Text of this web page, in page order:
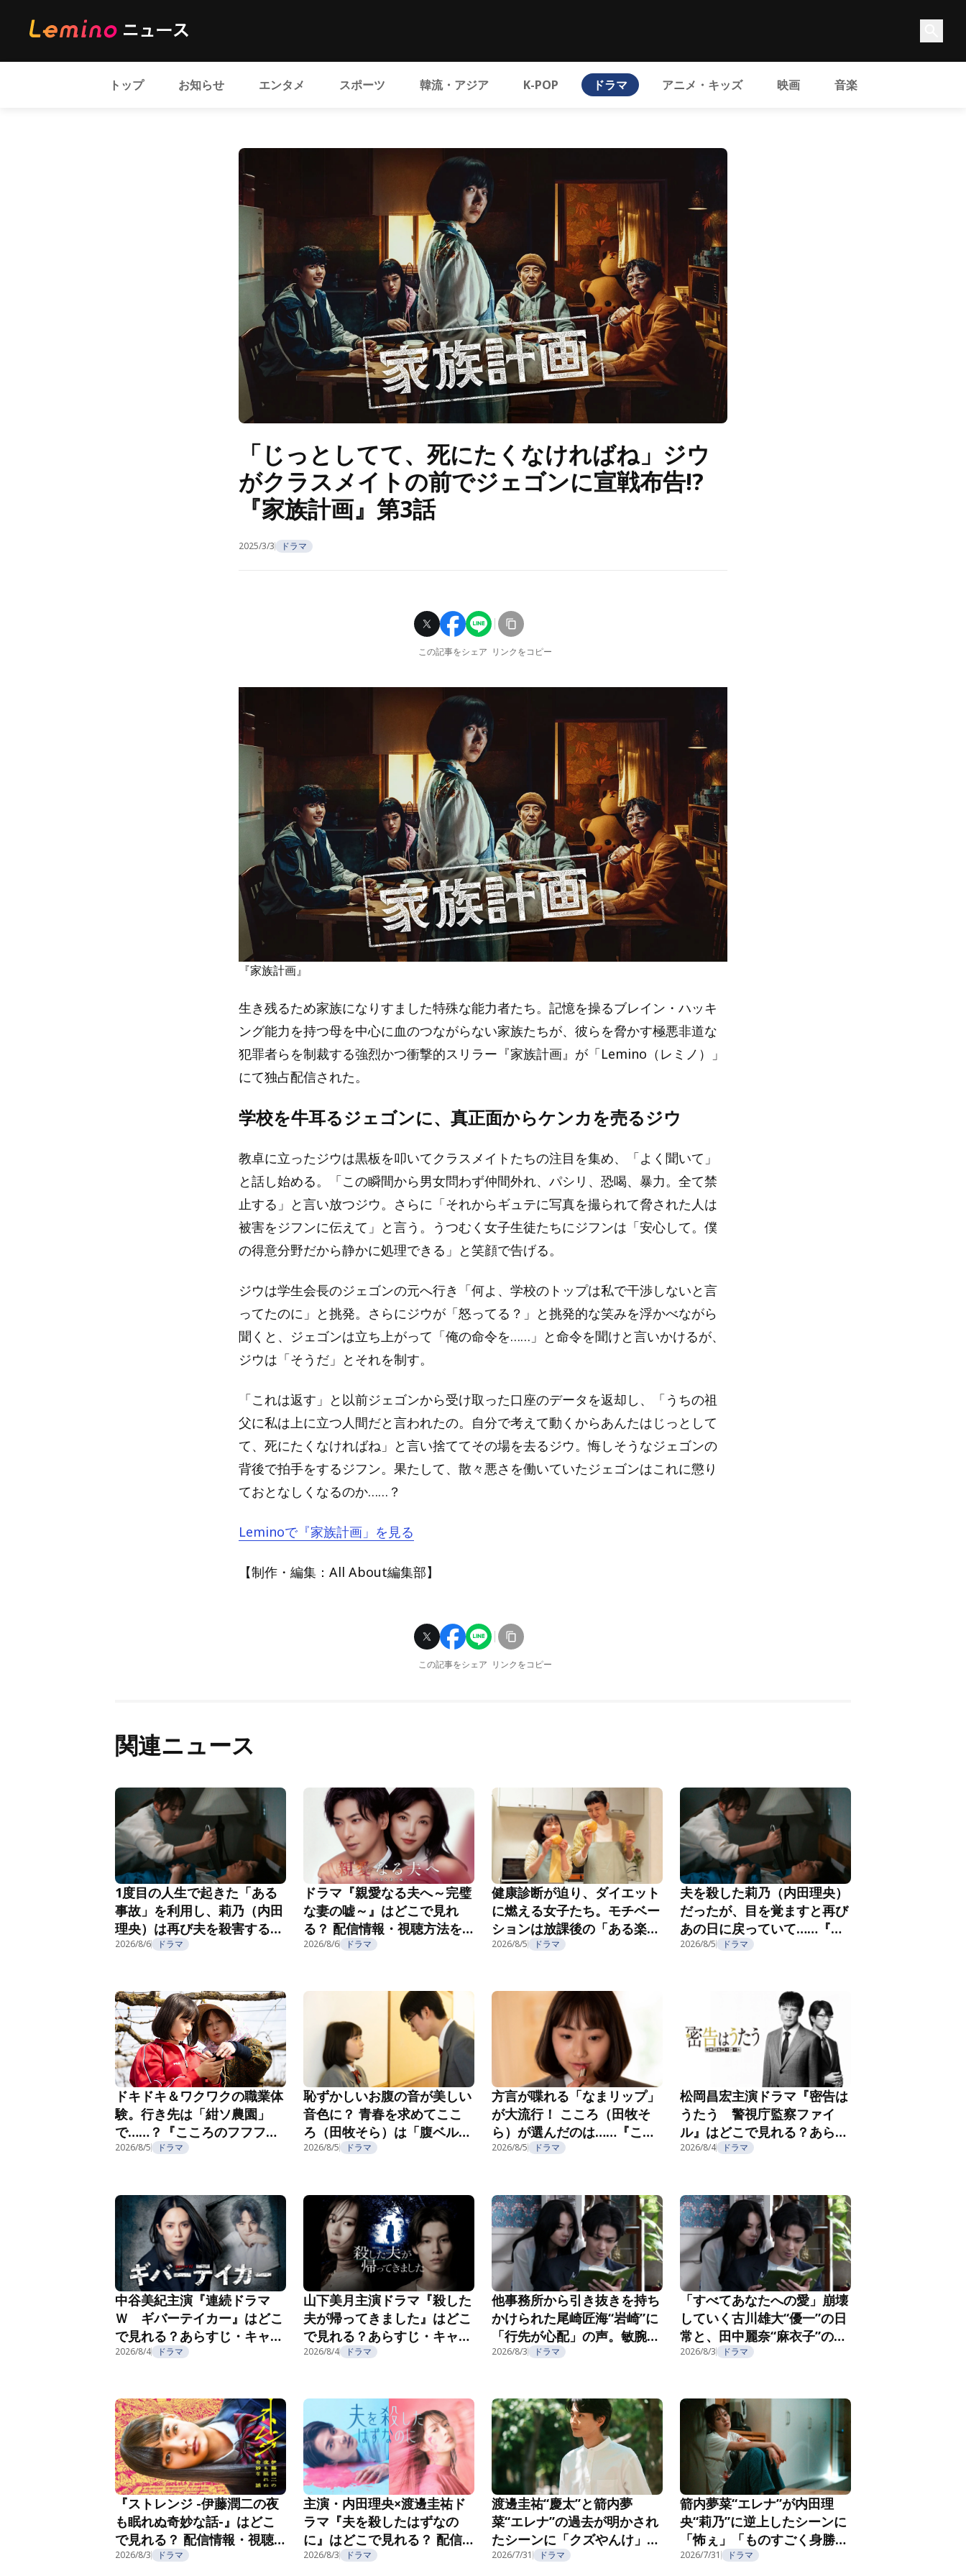
トップ お知らせ エンタメ スポーツ 韓流・アジア K-POP ドラマ アニメ・キッズ 映画 音楽
「じっとしてて、死にたくなければね」ジウ
がクラスメイトの前でジェゴンに宣戦布告!?
『家族計画』第3話
2025/3/3 ドラマ
この記事をシェア リンクをコピー
『家族計画』
生き残るため家族になりすました特殊な能力者たち。記憶を操るブレイン・ハッキ
ング能力を持つ母を中心に血のつながらない家族たちが、彼らを脅かす極悪非道な
犯罪者らを制裁する強烈かつ衝撃的スリラー『家族計画』が「Lemino（レミノ）」
にて独占配信された。
学校を牛耳るジェゴンに、真正面からケンカを売るジウ
教卓に立ったジウは黒板を叩いてクラスメイトたちの注目を集め、「よく聞いて」
と話し始める。「この瞬間から男女問わず仲間外れ、パシリ、恐喝、暴力。全て禁
止する」と言い放つジウ。さらに「それからギュテに写真を撮られて脅された人は
被害をジフンに伝えて」と言う。うつむく女子生徒たちにジフンは「安心して。僕
の得意分野だから静かに処理できる」と笑顔で告げる。
ジウは学生会長のジェゴンの元へ行き「何よ、学校のトップは私で干渉しないと言
ってたのに」と挑発。さらにジウが「怒ってる？」と挑発的な笑みを浮かべながら
聞くと、ジェゴンは立ち上がって「俺の命令を……」と命令を聞けと言いかけるが、
ジウは「そうだ」とそれを制す。
「これは返す」と以前ジェゴンから受け取った口座のデータを返却し、「うちの祖
父に私は上に立つ人間だと言われたの。自分で考えて動くからあんたはじっとして
て、死にたくなければね」と言い捨ててその場を去るジウ。悔しそうなジェゴンの
背後で拍手をするジフン。果たして、散々悪さを働いていたジェゴンはこれに懲り
ておとなしくなるのか……？
Leminoで『家族計画」を見る
【制作・編集：All About編集部】
この記事をシェア リンクをコピー
関連ニュース
1度目の人生で起きた「ある
事故」を利用し、莉乃（内田
理央）は再び夫を殺害する
『夫を殺したはずなのに』第
2026/8/6 ドラマ
ドラマ『親愛なる夫へ～完璧
な妻の嘘～』はどこで見れ
る？ 配信情報・視聴方法を
紹介
2026/8/6 ドラマ
健康診断が迫り、ダイエット
に燃える女子たち。モチベー
ションは放課後の「ある楽し
み」で……？『こころのフフ
2026/8/5 ドラマ
夫を殺した莉乃（内田理央）
だったが、目を覚ますと再び
あの日に戻っていて……『夫
を殺したはずなのに』第2話
2026/8/5 ドラマ
ドキドキ＆ワクワクの職業体
験。行き先は「紺ソ農園」
で……？『こころのフフフ』
第4話
2026/8/5 ドラマ
恥ずかしいお腹の音が美しい
音色に？ 青春を求めてここ
ろ（田牧そら）は「腹ベル
部」へ！『こころのフフフ』
2026/8/5 ドラマ
方言が喋れる「なまリップ」
が大流行！ こころ（田牧そ
ら）が選んだのは……『ここ
ろのフフフ』第2話
2026/8/5 ドラマ
松岡昌宏主演ドラマ『密告は
うたう 警視庁監察ファイ
ル』はどこで見れる？あらす
じ・キャスト・配信視聴方法
2026/8/4 ドラマ
中谷美紀主演『連続ドラマ
Ｗ ギバーテイカー』はどこ
で見れる？あらすじ・キャス
ト・配信視聴方法を紹介
2026/8/4 ドラマ
山下美月主演ドラマ『殺した
夫が帰ってきました』はどこ
で見れる？あらすじ・キャス
ト・配信視聴方法を紹介
2026/8/4 ドラマ
他事務所から引き抜きを持ち
かけられた尾崎匠海“岩崎”に
「行先が心配」の声。敏腕社
長の企みにゾッ…『親愛なる
2026/8/3 ドラマ
「すべてあなたへの愛」崩壊
していく古川雄大“優一”の日
常と、田中麗奈“麻衣子”の不
気味な微笑み『親愛なる夫へ
2026/8/3 ドラマ
『ストレンジ -伊藤潤二の夜
も眠れぬ奇妙な話-』はどこ
で見れる？ 配信情報・視聴
方法を紹介
2026/8/3 ドラマ
主演・内田理央×渡邊圭祐ド
ラマ『夫を殺したはずなの
に』はどこで見れる？ 配信
情報・視聴方法を紹介
2026/8/3 ドラマ
渡邊圭祐“慶太”と箭内夢
菜“エレナ”の過去が明かされ
たシーンに「クズやんけ」
「楽な方に逃げた」と視聴者
2026/7/31 ドラマ
箭内夢菜“エレナ”が内田理
央“莉乃”に逆上したシーンに
「怖ぇ」「ものすごく身勝
手」とSNSザワつく＜夫を殺
2026/7/31 ドラマ